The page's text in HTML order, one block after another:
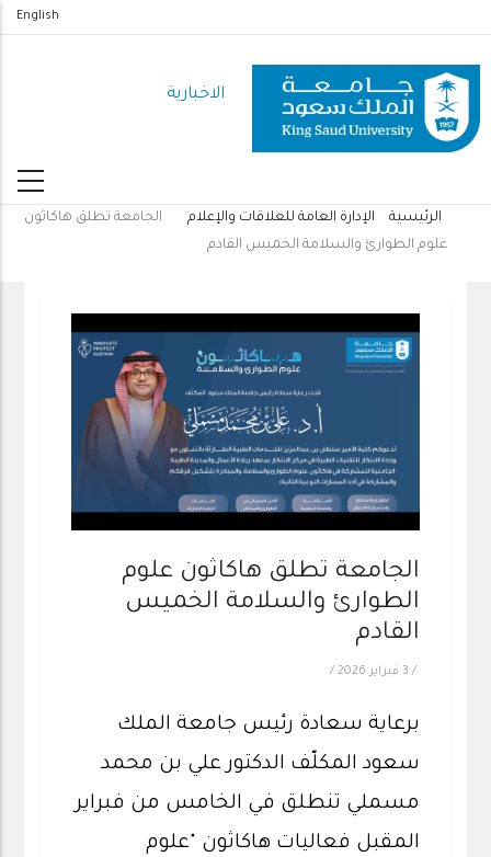
المحتوى
الرئيسي
English
الاخبارية
مسار
الرئيسية الإدارة العامة للعلاقات والإعلام
الجامعة تطلق هاكاثون
علوم الطوارئ والسلامة الخميس القادم
الجامعة تطلق هاكاثون علوم
الطوارئ والسلامة الخميس
القادم
/ 3 فبراير 2026 /
برعاية سعادة رئيس جامعة الملك
سعود المكلّف الدكتور علي بن محمد
مسملي تنطلق في الخامس من فبراير
المقبل فعاليات هاكاثون "علوم